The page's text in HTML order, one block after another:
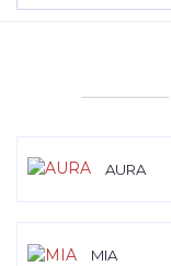
AURA
MIA